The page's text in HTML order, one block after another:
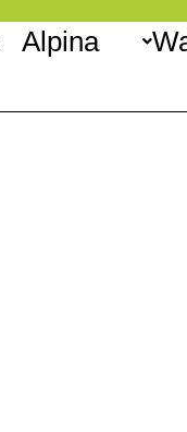
Alpina